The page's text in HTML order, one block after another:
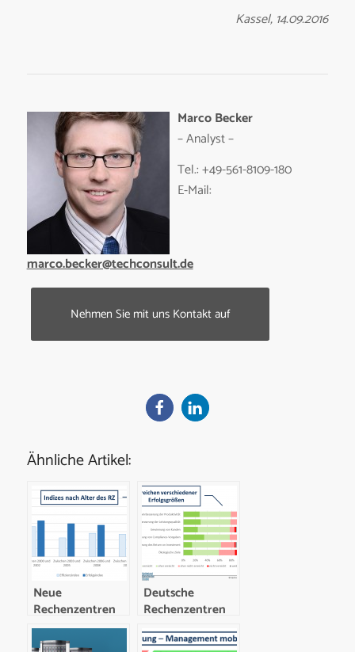
Kassel, 14.09.2016
Marco Becker
– Analyst –
Tel.: +49-561-8109-180
E-Mail:
marco.becker@techconsult.de
Nehmen Sie mit uns Kontakt auf
Ähnliche Artikel:
Neue
Rechenzentren
erfolgreicher als
alte
Deutsche
Rechenzentren
wirtschaftlich gut
aufgetsellt